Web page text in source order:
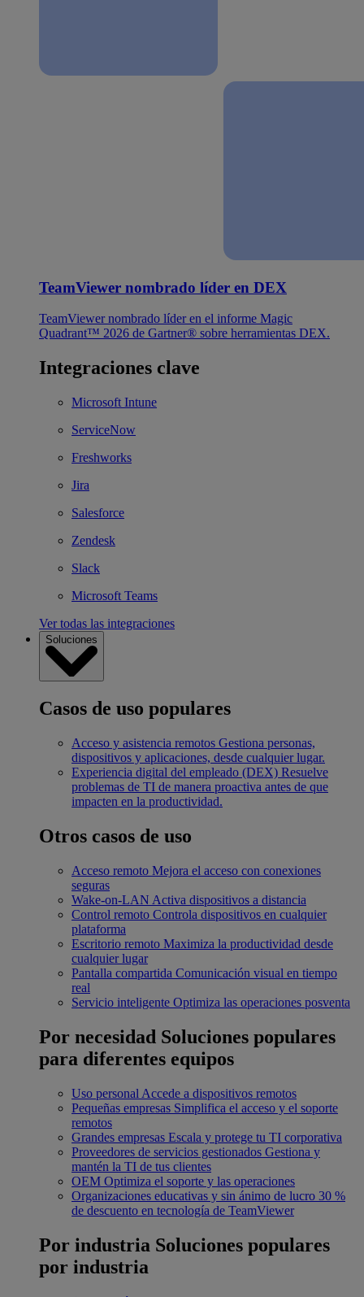
TeamViewer nombrado líder en DEX
TeamViewer nombrado líder en el informe Magic
Quadrant™ 2026 de Gartner® sobre herramientas DEX.
Integraciones clave
Microsoft Intune
ServiceNow
Freshworks
Jira
Salesforce
Zendesk
Slack
Microsoft Teams
Ver todas las integraciones
Soluciones
Casos de uso populares
Acceso y asistencia remotos Gestiona personas,
dispositivos y aplicaciones, desde cualquier lugar.
Experiencia digital del empleado (DEX) Resuelve
problemas de TI de manera proactiva antes de que
impacten en la productividad.
Otros casos de uso
Acceso remoto Mejora el acceso con conexiones
seguras
Wake-on-LAN Activa dispositivos a distancia
Control remoto Controla dispositivos en cualquier
plataforma
Escritorio remoto Maximiza la productividad desde
cualquier lugar
Pantalla compartida Comunicación visual en tiempo
real
Servicio inteligente Optimiza las operaciones posventa
Por necesidad Soluciones populares
para diferentes equipos
Uso personal Accede a dispositivos remotos
Pequeñas empresas Simplifica el acceso y el soporte
remotos
Grandes empresas Escala y protege tu TI corporativa
Proveedores de servicios gestionados Gestiona y
mantén la TI de tus clientes
OEM Optimiza el soporte y las operaciones
Organizaciones educativas y sin ánimo de lucro 30 %
de descuento en tecnología de TeamViewer
Por industria Soluciones populares
por industria